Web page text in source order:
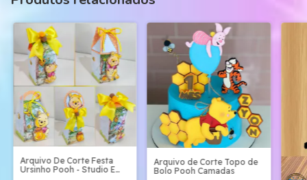
Arquivo De Corte Festa
Ursinho Pooh - Studio E
Arquivo de Corte Topo de
Bolo Pooh Camadas